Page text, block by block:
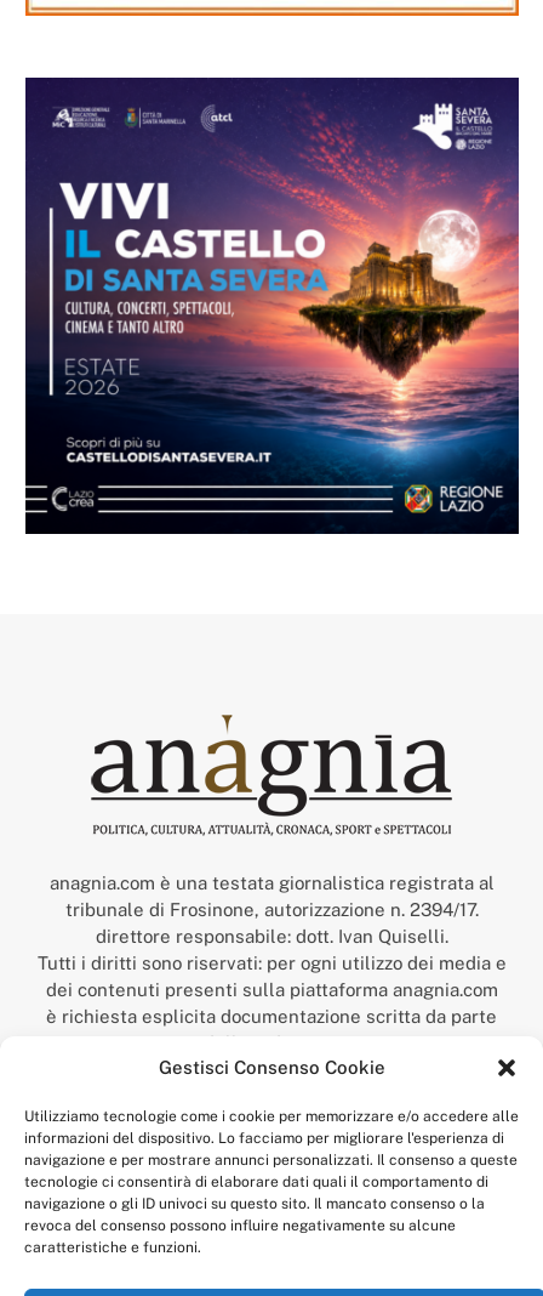
Gestisci Consenso Cookie
Utilizziamo tecnologie come i cookie per memorizzare e/o accedere alle
informazioni del dispositivo. Lo facciamo per migliorare l'esperienza di
navigazione e per mostrare annunci personalizzati. Il consenso a queste
tecnologie ci consentirà di elaborare dati quali il comportamento di
navigazione o gli ID univoci su questo sito. Il mancato consenso o la
revoca del consenso possono influire negativamente su alcune
caratteristiche e funzioni.
anagnia.com è una testata giornalistica registrata al
tribunale di Frosinone, autorizzazione n. 2394/17.
direttore responsabile: dott. Ivan Quiselli.
Tutti i diritti sono riservati: per ogni utilizzo dei media e
dei contenuti presenti sulla piattaforma anagnia.com
è richiesta esplicita documentazione scritta da parte
della redazione.
“Anagnia” è un marchio registrato presso l’Ufficio Italiano
Economico,
num. registrazione: 302017000014044 del 9 febbraio 2017.
Per contatti:redazione@anagnia.com